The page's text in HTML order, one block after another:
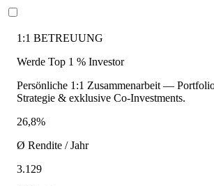
1:1 BETREUUNG
Werde Top 1 % Investor
Persönliche 1:1 Zusammenarbeit —
Strategie & exklusive Co-Investments.
26,8%
Ø Rendite / Jahr
3.129